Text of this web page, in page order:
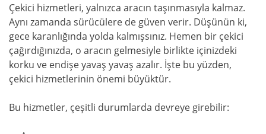
Çekici hizmetleri, yalnızca aracın taşınmasıyla kalmaz.
Aynı zamanda sürücülere de güven verir. Düşünün ki,
gece karanlığında yolda kalmışsınız. Hemen bir çekici
çağırdığınızda, o aracın gelmesiyle birlikte içinizdeki
korku ve endişe yavaş yavaş azalır. İşte bu yüzden,
çekici hizmetlerinin önemi büyüktür.
Bu hizmetler, çeşitli durumlarda devreye girebilir: